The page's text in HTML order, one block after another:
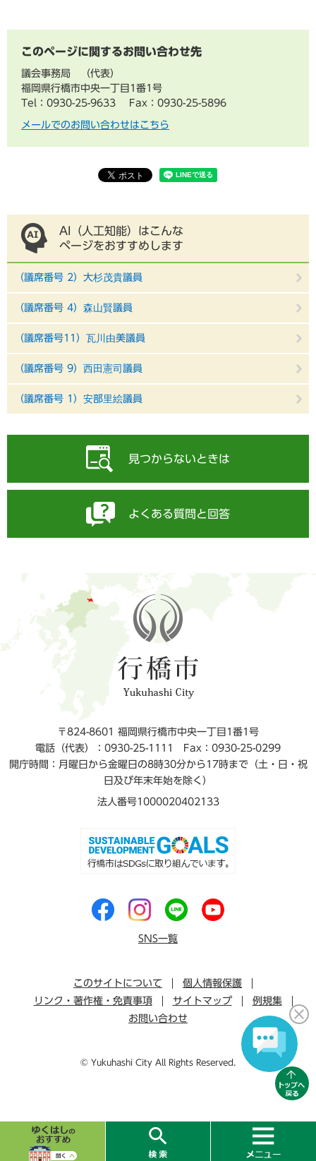
このページに関するお問い合わせ先
議会事務局
代表
福岡県行橋市中央一丁目1番1号
Tel：0930-25-9633
Fax：0930-25-5896
メールでのお問い合わせはこちら
AI（人工知能）はこんな
ページをおすすめします
（議席番号 2）大杉茂貴議員
（議席番号 4）森山賢議員
（議席番号11）瓦川由美議員
（議席番号 9）西田憲司議員
（議席番号 1）安部里絵議員
見つからないときは
よくある質問と回答
〒824-8601 福岡県行橋市中央一丁目1番1号
電話（代表）：0930-25-1111
Fax：0930-25-0299
開庁時間：月曜日から金曜日の8時30分から17時まで（土・日・祝
日及び年末年始を除く）
法人番号1000020402133
SNS一覧
このサイトについて
個人情報保護
リンク・著作権・免責事項
サイトマップ
例規集
お問い合わせ
© Yukuhashi City All Rights Reserved.